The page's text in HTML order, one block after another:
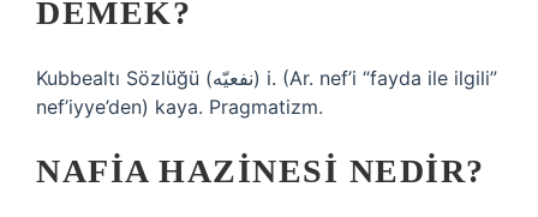
DEMEK?
Kubbealtı Sözlüğü (ﻧﻔﻌﻴّﻪ) i. (Ar. nef’і “fayda ile ilgili”
nef’iyye’den) kaya. Pragmatizm.
NAFIA HAZINESI NEDIR?